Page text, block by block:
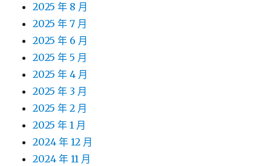
2025 年 8 月
2025 年 7 月
2025 年 6 月
2025 年 5 月
2025 年 4 月
2025 年 3 月
2025 年 2 月
2025 年 1 月
2024 年 12 月
2024 年 11 月